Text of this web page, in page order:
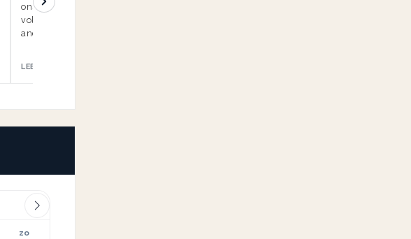
zo
onszelf. Anders kan de
volgende vakantie door
anderen worden geboekt. En…
LEES MEER →